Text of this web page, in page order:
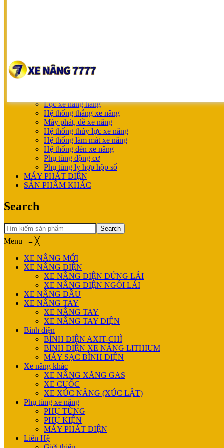
XE NÂNG TAY
XE NÂNG TAY ĐIỆN
Lọc xe nâng hàng
Hệ thống thắng xe nâng
Máy phát, đề xe nâng
Hệ thống thủy lực xe nâng
Hệ thống làm mát xe nâng
Hệ thống đèn xe nâng
Phụ tùng động cơ
Phụ tùng ly hợp hộp số
MÁY PHÁT ĐIỆN
SẢN PHẨM KHÁC
Search
Search
Menu ≡ ╳
XE NÂNG MỚI
XE NÂNG ĐIỆN
XE NÂNG ĐIỆN ĐỨNG LÁI
XE NÂNG ĐIỆN NGỒI LÁI
XE NÂNG DẦU
XE NÂNG TAY
XE NÂNG TAY
XE NÂNG TAY ĐIỆN
Bình điện
BÌNH ĐIỆN AXIT-CHÌ
BÌNH ĐIỆN XE NÂNG LITHIUM
MÁY SẠC BÌNH ĐIỆN
Xe nâng khác
XE NÂNG XĂNG GAS
XE CUỐC
XE XÚC NÂNG (XÚC LẬT)
Phụ tùng xe nâng
PHỤ TÙNG
PHỤ KIỆN
MÁY PHÁT ĐIỆN
Liên Hệ